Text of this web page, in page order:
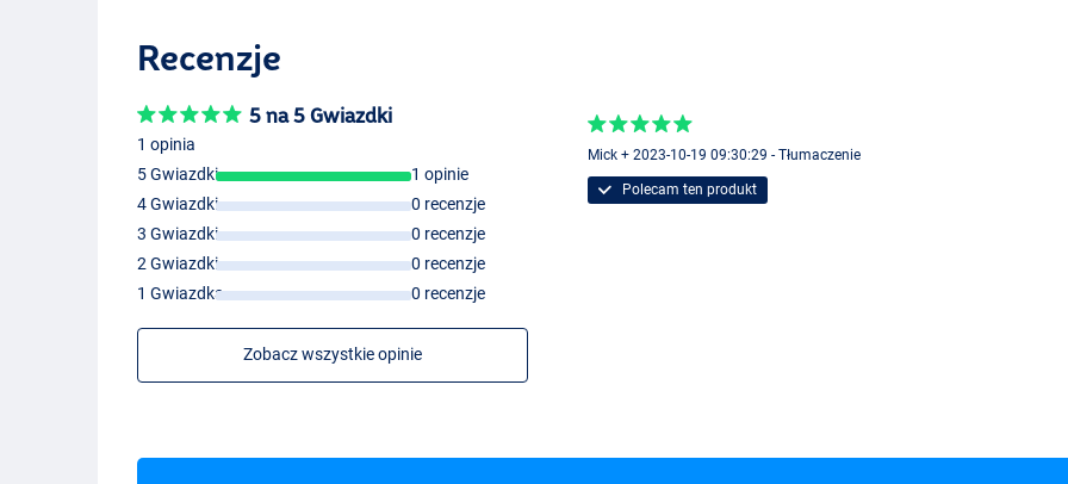
Recenzje
5 na 5 Gwiazdki
1 opinia
5 Gwiazdki
1 opinie
4 Gwiazdki
0 recenzje
3 Gwiazdki
0 recenzje
2 Gwiazdki
0 recenzje
1 Gwiazdka
0 recenzje
Zobacz wszystkie opinie
Mick + 2023-10-19 09:30:29 - Tłumaczenie
Polecam ten produkt